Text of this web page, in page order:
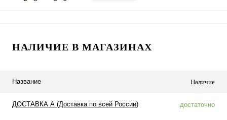
НАЛИЧИЕ В МАГАЗИНАХ
Название Наличие
ДОСТАВКА А (Доставка по всей России) достаточно